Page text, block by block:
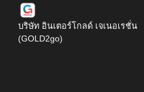
บริษัท อินเตอร์โกลด์ เจเนอเรชั่น
(GOLD2go)